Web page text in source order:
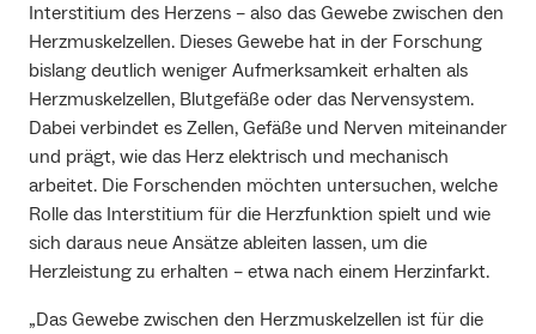
Interstitium des Herzens – also das Gewebe zwischen den
Herzmuskelzellen. Dieses Gewebe hat in der Forschung
bislang deutlich weniger Aufmerksamkeit erhalten als
Herzmuskelzellen, Blutgefäße oder das Nervensystem.
Dabei verbindet es Zellen, Gefäße und Nerven miteinander
und prägt, wie das Herz elektrisch und mechanisch
arbeitet. Die Forschenden möchten untersuchen, welche
Rolle das Interstitium für die Herzfunktion spielt und wie
sich daraus neue Ansätze ableiten lassen, um die
Herzleistung zu erhalten – etwa nach einem Herzinfarkt.
„Das Gewebe zwischen den Herzmuskelzellen ist für die